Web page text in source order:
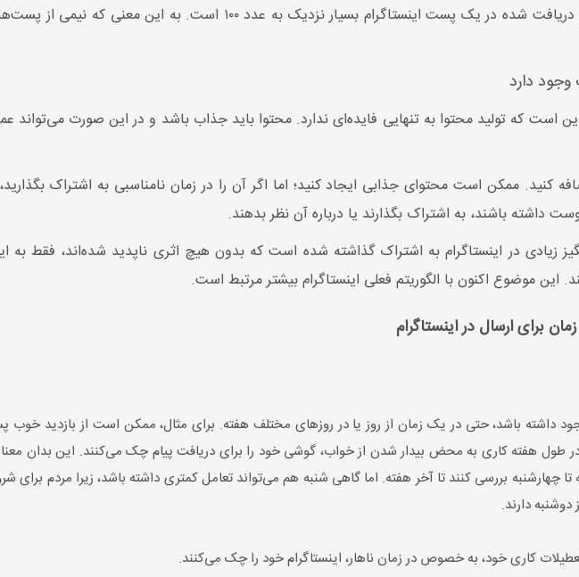
دارد
است که تولید محتوا به تنهایی فایده‌ای ندارد. محتوا باید جذاب باشد و در این صورت می‌تواند
کنید. ممکن است محتوای جذابی ایجاد کنید؛ اما اگر آن را در زمان نامناسبی به اشتراک
داشته باشند، به اشتراک بگذارند یا درباره آن نظر بدهند.
در اینستاگرام به اشتراک گذاشته شده است که بدون هیچ اثری ناپدید شده‌اند، فقط
موضوع اکنون با الگوریتم فعلی اینستاگرام بیشتر مرتبط است.
برای ارسال در اینستاگرام
طول هفته کاری به محض بیدار شدن از خواب، گوشی خود را برای دریافت پیام چک می‌کنند. این بدان
تا چهارشنبه بررسی کنند تا آخر هفته. اما گاهی شنبه هم می‌تواند تعامل کمتری داشته باشد، زیرا مردم برای
دوشنبه دارند.
کاری خود، به خصوص در زمان ناهار، اینستاگرام خود را چک می‌کنند.